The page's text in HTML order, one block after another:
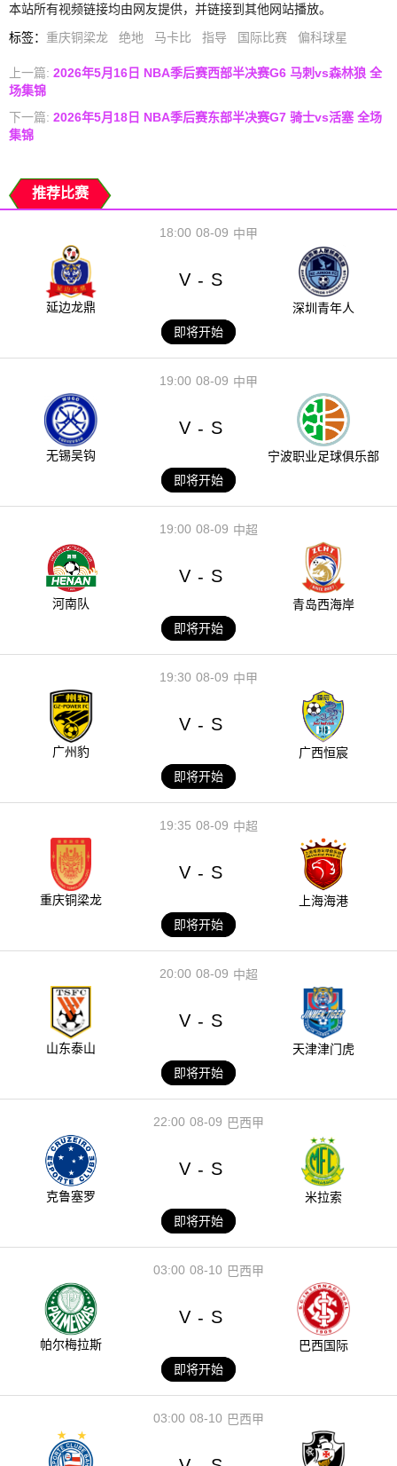
本站所有视频链接均由网友提供，并链接到其他网站播放。
标签： 重庆铜梁龙 绝地 马卡比 指导 国际比赛 偏科球星
上一篇: 2026年5月16日 NBA季后赛西部半决赛G6 马刺vs森林狼 全
场集锦
下一篇: 2026年5月18日 NBA季后赛东部半决赛G7 骑士vs活塞 全场
集锦
推荐比赛
08-09
18:00 中甲
延边龙鼎
V - S
深圳青年人
即将开始
08-09
19:00 中甲
无锡吴钩
V - S
宁波职业足球俱乐部
即将开始
08-09
19:00 中超
河南队
V - S
青岛西海岸
即将开始
08-09
19:30 中甲
广州豹
V - S
广西恒宸
即将开始
08-09
19:35 中超
重庆铜梁龙
V - S
上海海港
即将开始
08-09
20:00 中超
山东泰山
V - S
天津津门虎
即将开始
08-09
22:00 巴西甲
克鲁塞罗
V - S
米拉索
即将开始
08-10
03:00 巴西甲
帕尔梅拉斯
V - S
巴西国际
即将开始
08-10
03:00 巴西甲